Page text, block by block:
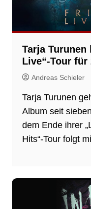
Tarja
Live“-Tour für
Andreas Schieler
Tarja Turunen
Album seit
dem Ende ihrer
Hits“-Tour folgt